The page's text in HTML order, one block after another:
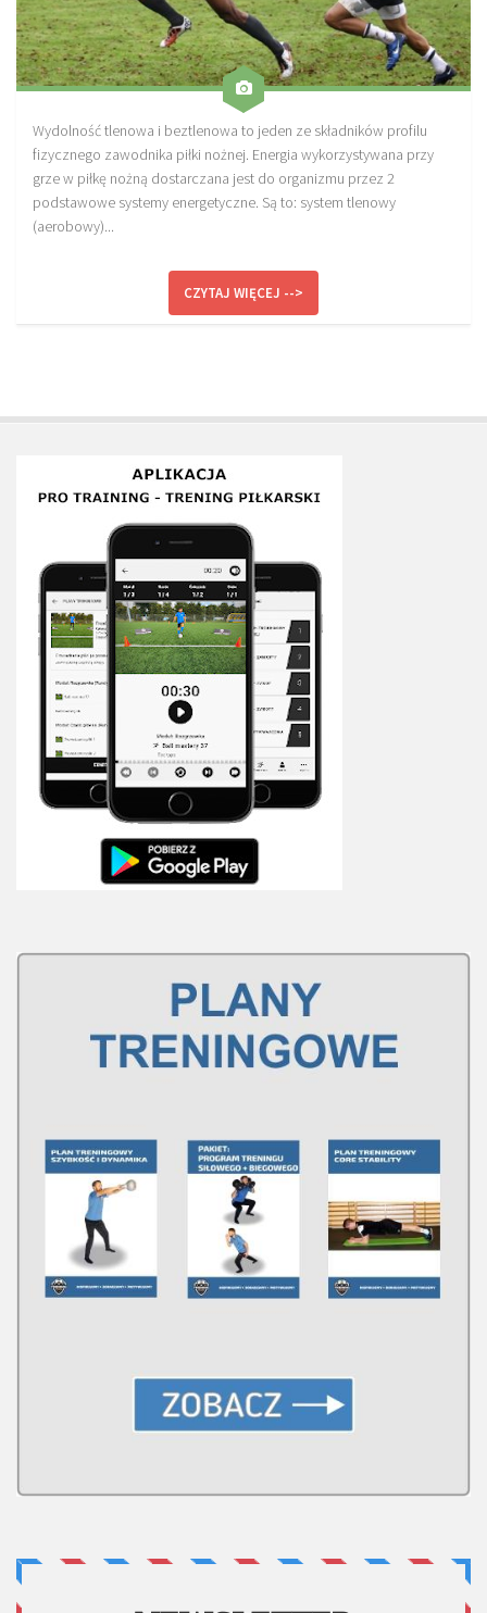
Kontakt
O nas
Od autorów
Kontakt
Wydolność tlenowa i beztlenowa to jeden ze składników profilu
fizycznego zawodnika piłki nożnej. Energia wykorzystywana przy
grze w piłkę nożną dostarczana jest do organizmu przez 2
podstawowe systemy energetyczne. Są to: system tlenowy
(aerobowy)...
CZYTAJ WIĘCEJ -->